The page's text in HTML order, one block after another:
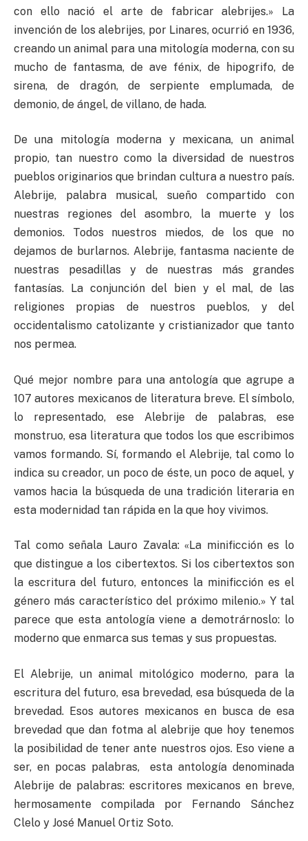
con ello nació el arte de fabricar alebrijes.» La
invención de los alebrijes, por Linares, ocurrió en 1936,
creando un animal para una mitología moderna, con su
mucho de fantasma, de ave fénix, de hipogrifo, de
sirena, de dragón, de serpiente emplumada, de
demonio, de ángel, de villano, de hada.
De una mitología moderna y mexicana, un animal
propio, tan nuestro como la diversidad de nuestros
pueblos originarios que brindan cultura a nuestro país.
Alebrije, palabra musical, sueño compartido con
nuestras regiones del asombro, la muerte y los
demonios. Todos nuestros miedos, de los que no
dejamos de burlarnos. Alebrije, fantasma naciente de
nuestras pesadillas y de nuestras más grandes
fantasías. La conjunción del bien y el mal, de las
religiones propias de nuestros pueblos, y del
occidentalismo catolizante y cristianizador que tanto
nos permea.
Qué mejor nombre para una antología que agrupe a
107 autores mexicanos de literatura breve. El símbolo,
lo representado, ese Alebrije de palabras, ese
monstruo, esa literatura que todos los que escribimos
vamos formando. Sí, formando el Alebrije, tal como lo
indica su creador, un poco de éste, un poco de aquel, y
vamos hacia la búsqueda de una tradición literaria en
esta modernidad tan rápida en la que hoy vivimos.
Tal como señala Lauro Zavala: «La minificción es lo
que distingue a los cibertextos. Si los cibertextos son
la escritura del futuro, entonces la minificción es el
género más característico del próximo milenio.» Y tal
parece que esta antología viene a demotrárnoslo: lo
moderno que enmarca sus temas y sus propuestas.
El Alebrije, un animal mitológico moderno, para la
escritura del futuro, esa brevedad, esa búsqueda de la
brevedad. Esos autores mexicanos en busca de esa
brevedad que dan fotma al alebrije que hoy tenemos
la posibilidad de tener ante nuestros ojos. Eso viene a
ser, en pocas palabras, esta antología denominada
Alebrije de palabras: escritores mexicanos en breve,
hermosamente compilada por Fernando Sánchez
Clelo y José Manuel Ortiz Soto.